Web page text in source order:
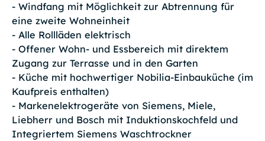
- Windfang mit Möglichkeit zur Abtrennung für
eine zweite Wohneinheit
- Alle Rollläden elektrisch
- Offener Wohn- und Essbereich mit direktem
Zugang zur Terrasse und in den Garten
- Küche mit hochwertiger Nobilia-Einbauküche (im
Kaufpreis enthalten)
- Markenelektrogeräte von Siemens, Miele,
Liebherr und Bosch mit Induktionskochfeld und
Integriertem Siemens Waschtrockner